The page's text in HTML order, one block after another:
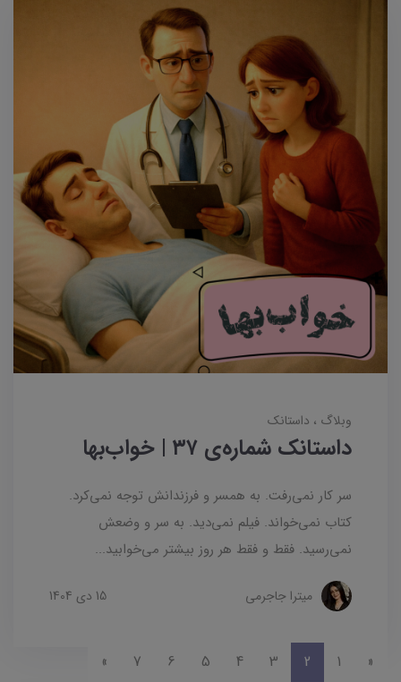
وبلاگ داستانک‌
داستانک شماره‌ی ۳۷ | خواب‌بها
سر کار نمی‌رفت. به همسر و فرزندانش توجه نمی‌کرد.
کتاب نمی‌خواند. فیلم نمی‌دید. به سر و وضعش
نمی‌رسید. فقط و فقط هر روز بیشتر می‌خوابید...
میترا جاجرمی 15 دی 1404
«
1
2
3
4
5
6
7
»